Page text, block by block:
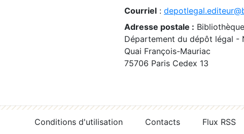
Courriel :
Adresse postale :
Département du dépôt légal -
Quai François-Mauriac
75706 Paris Cedex 13
Conditions d'utilisation Contacts Flux RSS